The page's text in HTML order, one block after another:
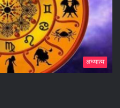
अध्यात्म